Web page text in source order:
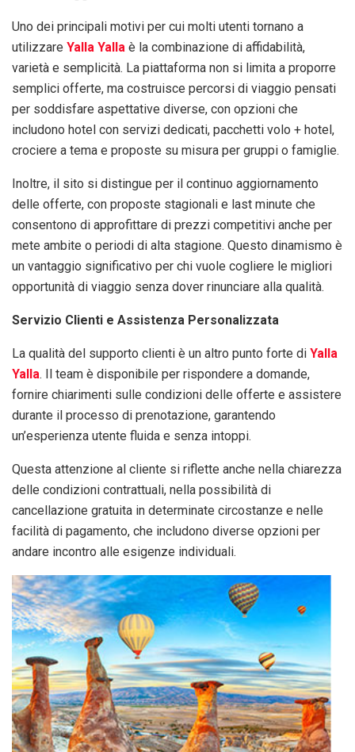
Uno dei principali motivi per cui molti utenti tornano a
utilizzare Yalla Yalla è la combinazione di affidabilità,
varietà e semplicità. La piattaforma non si limita a proporre
semplici offerte, ma costruisce percorsi di viaggio pensati
per soddisfare aspettative diverse, con opzioni che
includono hotel con servizi dedicati, pacchetti volo + hotel,
crociere a tema e proposte su misura per gruppi o famiglie.
Inoltre, il sito si distingue per il continuo aggiornamento
delle offerte, con proposte stagionali e last minute che
consentono di approfittare di prezzi competitivi anche per
mete ambite o periodi di alta stagione. Questo dinamismo è
un vantaggio significativo per chi vuole cogliere le migliori
opportunità di viaggio senza dover rinunciare alla qualità.
Servizio Clienti e Assistenza Personalizzata
La qualità del supporto clienti è un altro punto forte di Yalla
Yalla. Il team è disponibile per rispondere a domande,
fornire chiarimenti sulle condizioni delle offerte e assistere
durante il processo di prenotazione, garantendo
un’esperienza utente fluida e senza intoppi.
Questa attenzione al cliente si riflette anche nella chiarezza
delle condizioni contrattuali, nella possibilità di
cancellazione gratuita in determinate circostanze e nelle
facilità di pagamento, che includono diverse opzioni per
andare incontro alle esigenze individuali.